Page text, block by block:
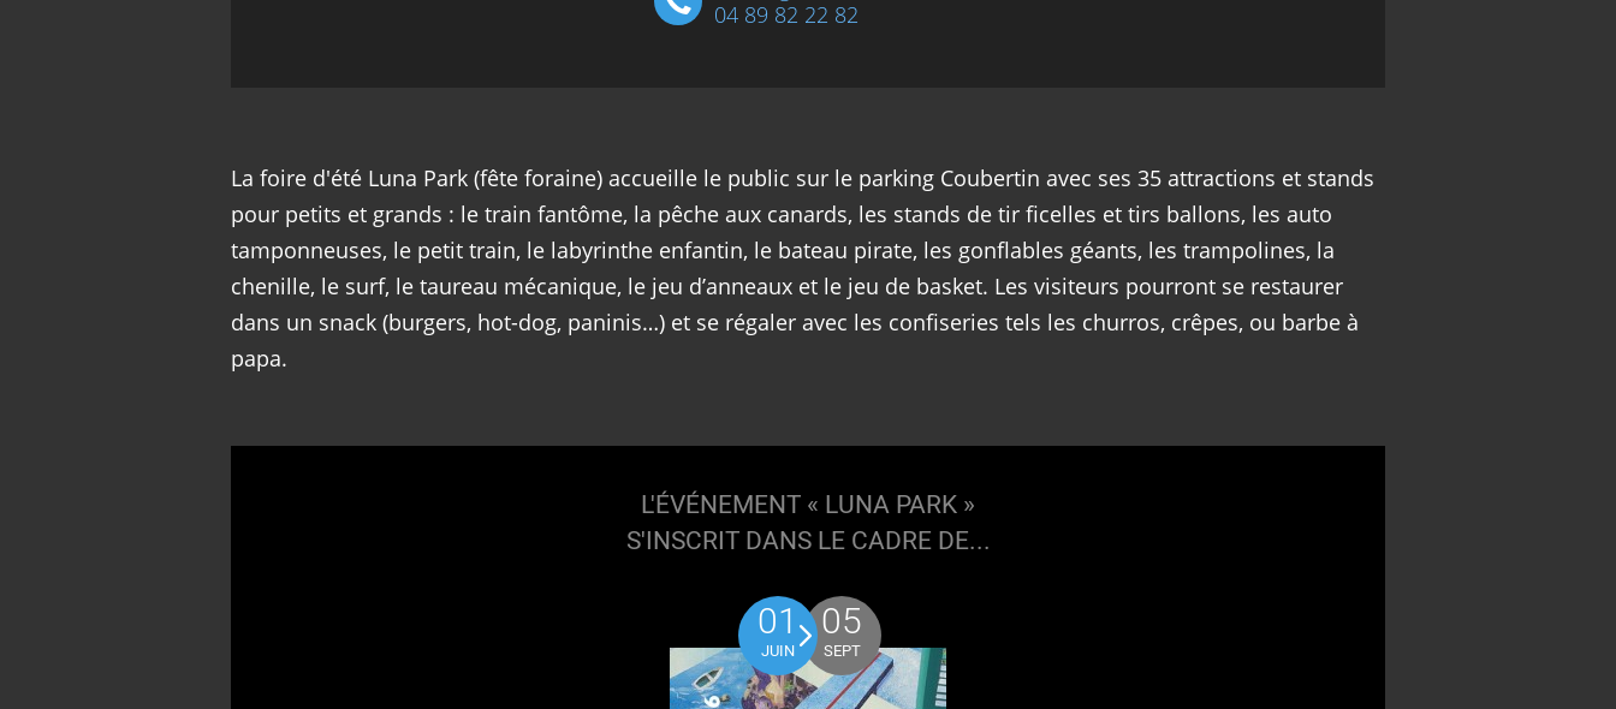
04 89 82 22 82
La foire d'été Luna Park (fête foraine) accueille le public sur le parking Coubertin avec ses 35 attractions et stands
pour petits et grands : le train fantôme, la pêche aux canards, les stands de tir ficelles et tirs ballons, les auto
tamponneuses, le petit train, le labyrinthe enfantin, le bateau pirate, les gonflables géants, les trampolines, la
chenille, le surf, le taureau mécanique, le jeu d’anneaux et le jeu de basket. Les visiteurs pourront se restaurer
dans un snack (burgers, hot-dog, paninis…) et se régaler avec les confiseries tels les churros, crêpes, ou barbe à
papa.
L'ÉVÉNEMENT « LUNA PARK »
S'INSCRIT DANS LE CADRE DE...
01
JUIN
05
SEPT